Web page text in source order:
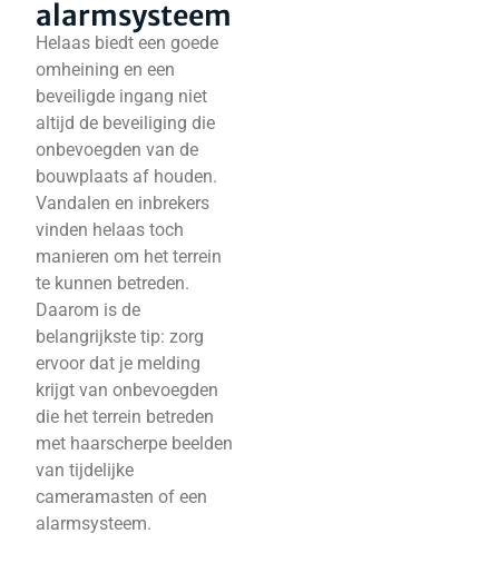
alarmsysteem
Helaas biedt een goede
omheining en een
beveiligde ingang niet
altijd de beveiliging die
onbevoegden van de
bouwplaats af houden.
Vandalen en inbrekers
vinden helaas toch
manieren om het terrein
te kunnen betreden.
Daarom is de
belangrijkste tip: zorg
ervoor dat je melding
krijgt van onbevoegden
die het terrein betreden
met haarscherpe beelden
van tijdelijke
cameramasten of een
alarmsysteem.